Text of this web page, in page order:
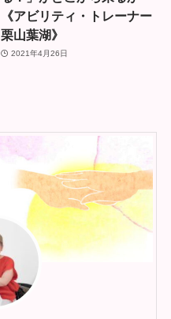
《アビリティ・トレーナー
栗山葉湖》
2021年4月26日